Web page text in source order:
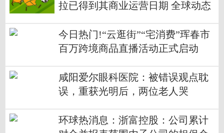
拉已得到其商业运营日期 全球动态
今日热门!“云逛街”“宅消费”珲春市
百万跨境商品直播活动正式启动
咸阳爱尔眼科医院：被错误观点耽
误，重获光明后，两位老人哭
环球热消息：浙富控股：公司累计